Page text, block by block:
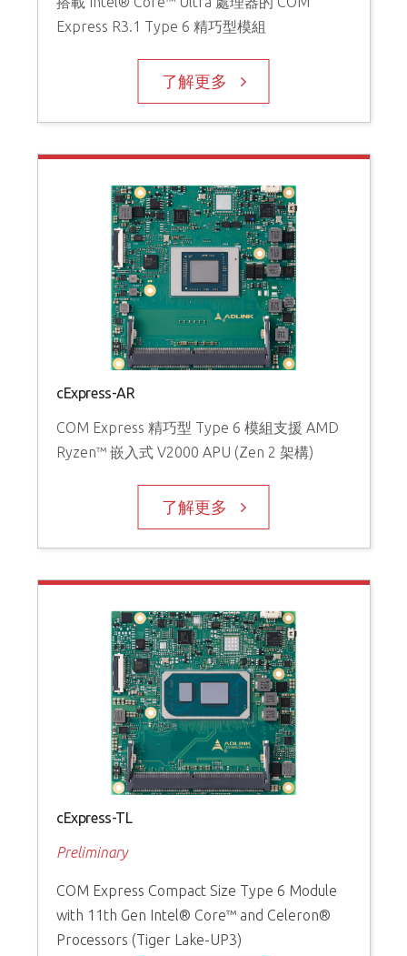
Express R3.1 Type 6 精巧型模組
了解更多
cExpress-AR
COM Express 精巧型 Type 6 模組支援 AMD
Ryzen™ 嵌入式 V2000 APU (Zen 2 架構)
了解更多
cExpress-TL
Preliminary
COM Express Compact Size Type 6 Module
with 11th Gen Intel® Core™ and Celeron®
Processors (Tiger Lake-UP3)